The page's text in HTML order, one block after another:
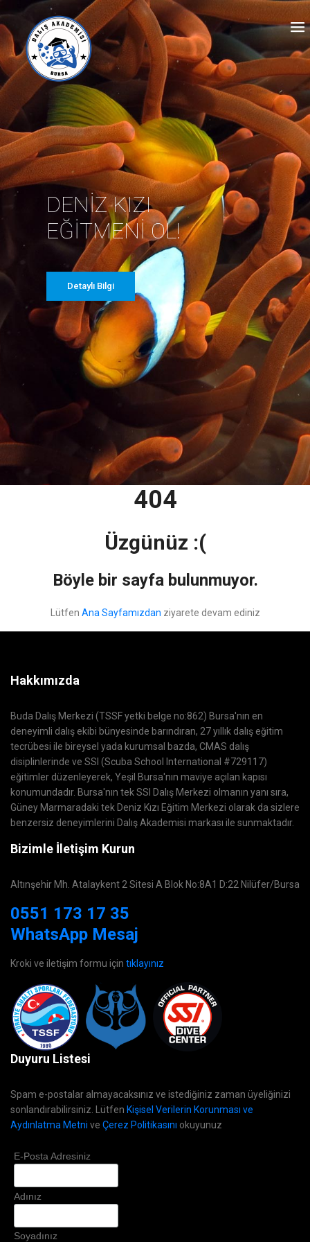
DENİZ KIZI
EĞİTMENİ OL!
Detaylı Bilgi
404
Üzgünüz :(
Böyle bir sayfa bulunmuyor.
Lütfen Ana Sayfamızdan ziyarete devam ediniz
Hakkımızda
Buda Dalış Merkezi (TSSF yetki belge no:862) Bursa'nın en
deneyimli dalış ekibi bünyesinde barındıran, 27 yıllık dalış eğitim
tecrübesi ile bireysel yada kurumsal bazda, CMAS dalış
disiplinlerinde ve SSI (Scuba School International #729117)
eğitimler düzenleyerek, Yeşil Bursa'nın maviye açılan kapısı
konumundadır. Bursa'nın tek SSI Dalış Merkezi olmanın yanı sıra,
Güney Marmaradaki tek Deniz Kızı Eğitim Merkezi olarak da sizlere
benzersiz deneyimlerini Dalış Akademisi markası ile sunmaktadır.
Bizimle İletişim Kurun
Altınşehir Mh. Atalaykent 2 Sitesi A Blok No:8A1 D:22 Nilüfer/Bursa
0551 173 17 35
WhatsApp Mesaj
Kroki ve iletişim formu için tıklayınız
Duyuru Listesi
Spam e-postalar almayacaksınız ve istediğiniz zaman üyeliğinizi
sonlandırabilirsiniz. Lütfen Kişisel Verilerin Korunması ve
Aydınlatma Metni ve Çerez Politikasını okuyunuz
E-Posta Adresiniz
Adınız
Soyadınız